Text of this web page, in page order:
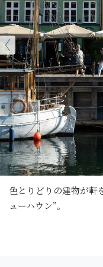
色とりどりの建物が軒
ューハウン”。